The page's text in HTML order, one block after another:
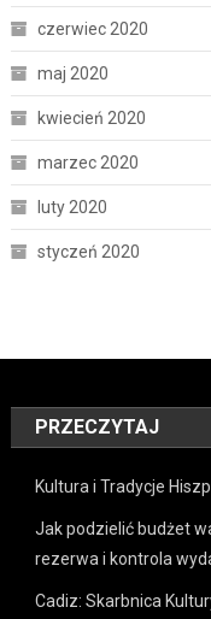
czerwiec 2020
maj 2020
kwiecień 2020
marzec 2020
luty 2020
styczeń 2020
PRZECZYTAJ
Kultura i Tradycje
Jak podzielić budżet
rezerwa i kontrola
Cadiz: Skarbnica